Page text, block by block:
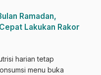
Ramadan,
Lakukan Rakor
harian tetap
menu buka